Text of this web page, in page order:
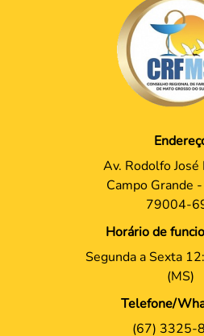
Av. Rodolfo José
Campo Grande
79004-
Horário de
Segunda a Sexta
(MS)
Telefone/
(67) 3325-